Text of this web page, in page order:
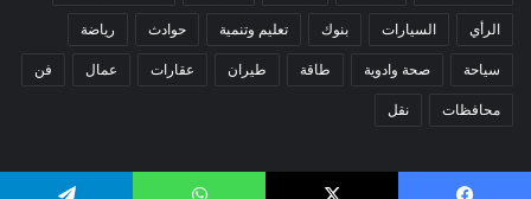
الرأي السيارات بنوك تعليم وتنمية حوادث رياضة
سياحة صحة وادوية طاقة طيران عقارات عمال فن
محافظات نقل